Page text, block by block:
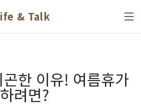
& Talk
한 이유! 여름휴가
려면?